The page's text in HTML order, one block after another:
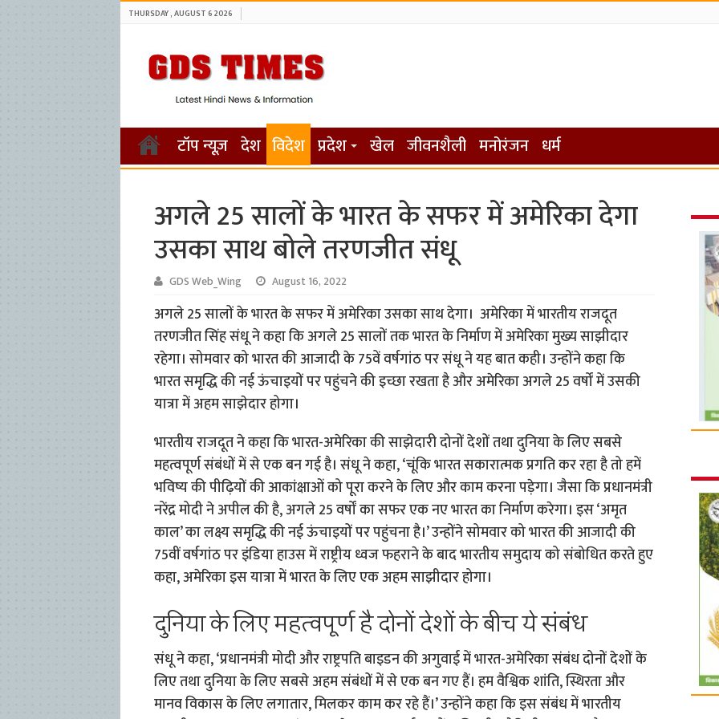
THURSDAY , AUGUST 6 2026
टॉप न्यूज़ देश विदेश प्रदेश खेल जीवनशैली मनोरंजन धर्म
अगले 25 सालों के भारत के सफर में अमेरिका देगा
उसका साथ बोले तरणजीत संधू
GDS Web_Wing August 16, 2022
अगले 25 सालों के भारत के सफर में अमेरिका उसका साथ देगा। अमेरिका में भारतीय राजदूत
तरणजीत सिंह संधू ने कहा कि अगले 25 सालों तक भारत के निर्माण में अमेरिका मुख्य साझीदार
रहेगा। सोमवार को भारत की आजादी के 75वें वर्षगांठ पर संधू ने यह बात कही। उन्होंने कहा कि
भारत समृद्धि की नई ऊंचाइयों पर पहुंचने की इच्छा रखता है और अमेरिका अगले 25 वर्षों में उसकी
यात्रा में अहम साझेदार होगा।
भारतीय राजदूत ने कहा कि भारत-अमेरिका की साझेदारी दोनों देशों तथा दुनिया के लिए सबसे
महत्वपूर्ण संबंधों में से एक बन गई है। संधू ने कहा, ‘चूंकि भारत सकारात्मक प्रगति कर रहा है तो हमें
भविष्य की पीढ़ियों की आकांक्षाओं को पूरा करने के लिए और काम करना पड़ेगा। जैसा कि प्रधानमंत्री
नरेंद्र मोदी ने अपील की है, अगले 25 वर्षों का सफर एक नए भारत का निर्माण करेगा। इस ‘अमृत
काल’ का लक्ष्य समृद्धि की नई ऊंचाइयों पर पहुंचना है।’ उन्होंने सोमवार को भारत की आजादी की
75वीं वर्षगांठ पर इंडिया हाउस में राष्ट्रीय ध्वज फहराने के बाद भारतीय समुदाय को संबोधित करते हुए
कहा, अमेरिका इस यात्रा में भारत के लिए एक अहम साझीदार होगा।
दुनिया के लिए महत्वपूर्ण है दोनों देशों के बीच ये संबंध
संधू ने कहा, ‘प्रधानमंत्री मोदी और राष्ट्रपति बाइडन की अगुवाई में भारत-अमेरिका संबंध दोनों देशों के
लिए तथा दुनिया के लिए सबसे अहम संबंधों में से एक बन गए हैं। हम वैश्विक शांति, स्थिरता और
मानव विकास के लिए लगातार, मिलकर काम कर रहे हैं।’ उन्होंने कहा कि इस संबंध में भारतीय